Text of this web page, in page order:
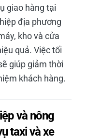
giao hàng tại
địa phương
kho và cửa
quả. Việc tối
giúp giảm thời
khách hàng.
và nông
taxi và xe